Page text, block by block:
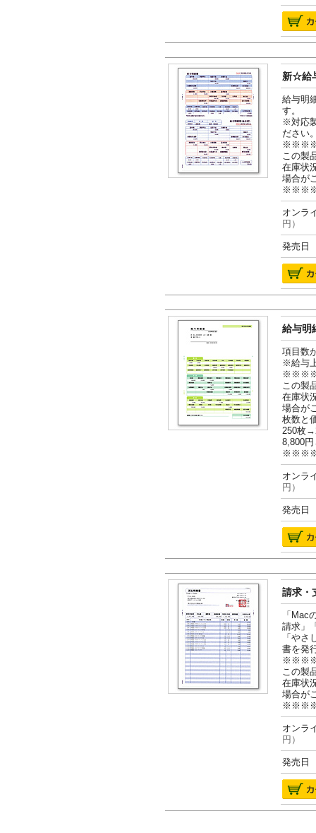
新☆給
給与明
す。
※対応
ださい
この製
在庫状
場合が
オン
円）
発売日
給与明
項目数
※給与
この製
在庫状
場合が
枚数と
250枚
8,800
オン
円）
発売日
請求・
「Mac
請求」
「や
書を発
この製
在庫状
場合が
オン
円）
発売日